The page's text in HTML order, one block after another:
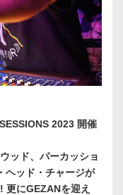
2023 開催
ッド、パーカッショ
ヘッド・チャージが
更にGEZANを迎え